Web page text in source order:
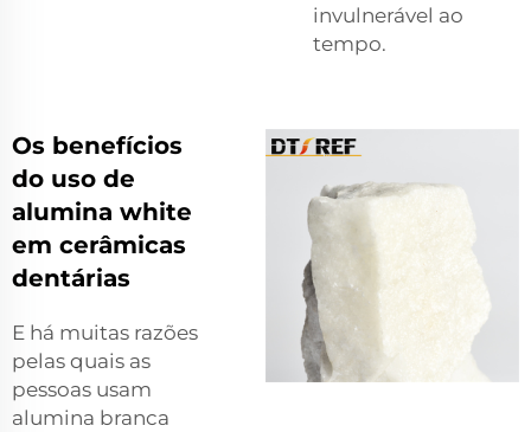
invulnerável ao
tempo.
Os benefícios
do uso de
alumina white
em cerâmicas
dentárias
E há muitas razões
pelas quais as
pessoas usam
alumina branca